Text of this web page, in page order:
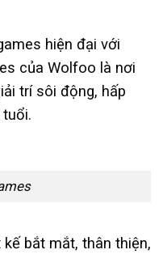
hiện đại với
của Wolfoo là nơi
trí sôi động, hấp
bắt mắt, thân thiện,